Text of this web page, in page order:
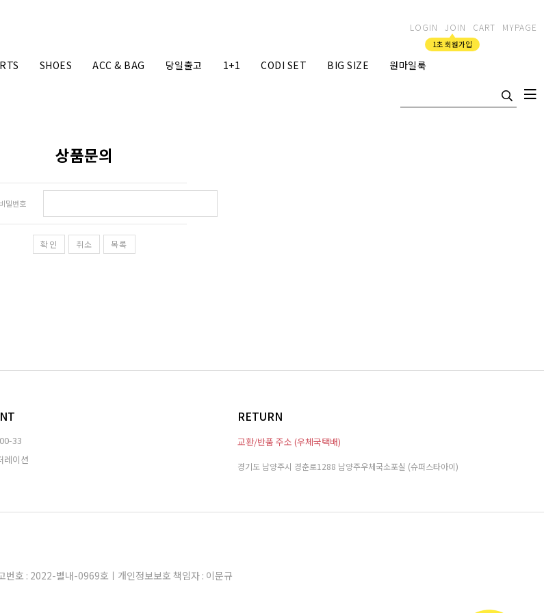
LOGIN JOIN
1초 회원가입
CART MYPAGE
SHOES ACC & BAG 당일출고 1+1 CODI SET BIG SIZE 원마일룩
상품문의
비밀번호
확인 취소 목록
33
레이션
RETURN
교환/반품 주소 (우체국택배)
경기도 남양주시 경춘로1288 남양주우체국소포실 (슈퍼스타아이)
호 : 2022-별내-0969호ㅣ개인정보보호 책임자 : 이문규